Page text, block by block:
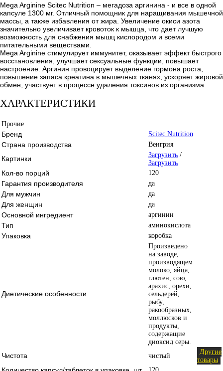
Mega Arginine Scitec Nutrition – мегадоза аргинина - и все в одной
капсуле 1300 мг. Отличный помощник для наращивания мышечной
массы, а также избавления от жира. Увеличение окиси азота
значительно увеличивает кровоток к мышца, что дает лучшую
возможность для снабжения мышц кислородом и всеми
питательными веществами.
Mega Arginine стимулирует иммунитет, оказывает эффект быстрого
восстановления, улучшает сексуальные функции, повышает
настроение. Аргинин провоцирует выделение гормона роста,
повышение запаса креатина в мышечных тканях, ускоряет жировой
обмен, участвует в процессе удаления токсинов из организма.
ХАРАКТЕРИСТИКИ
Прочие
Бренд Scitec Nutrition
Страна производства Венгрия
Картинки Загрузить /
Загрузить
Кол-во порций 120
Гарантия производителя да
Для мужчин да
Для женщин да
Основной ингредиент аргинин
Тип аминокислота
Упаковка коробка
Диетические особенности
Произведено
на заводе,
производящем
молоко, яйца,
глютен, сою,
арахис, орехи,
сельдерей,
рыбу,
ракообразных,
моллюсков и
продукты,
содержащие
диоксид серы.
Чистота чистый
Другие
товары